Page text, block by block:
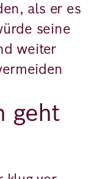
als er es
seine
weiter
geht